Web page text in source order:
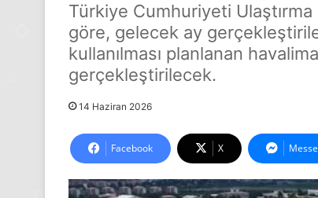
Türkiye Cumhuriyeti Ulaştırma
göre, gelecek ay
kullanılması planlanan
gerçekleştirilecek.
14 Haziran 2026
Facebook X